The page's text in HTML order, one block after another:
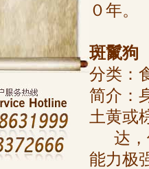
０年。
斑鬣狗
分类：
简介：
土黄或
达，
能力极